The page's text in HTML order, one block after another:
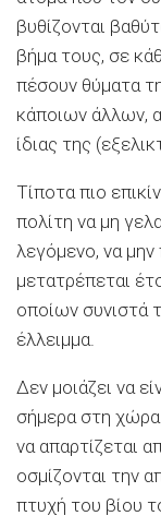
βυθίζονται
βήμα τους, σε
πέσουν θύματα
κάποιων άλλων,
ίδιας της
Τίποτα πιο
πολίτη να μη
λεγόμενο, να μην
μετατρέπεται
οποίων συνιστά
έλλειμμα.
Δεν μοιάζει να
σήμερα στη
να απαρτίζεται
οσμίζονται την
πτυχή του βίου